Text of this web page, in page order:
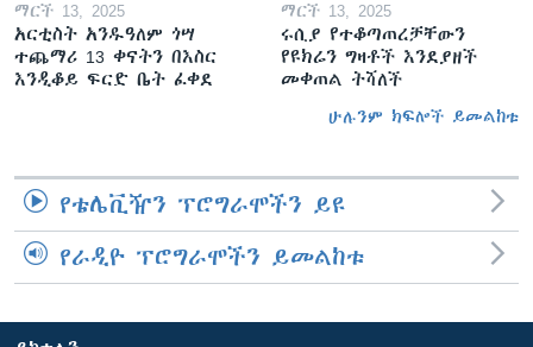
ማርች 13, 2025
አርቲስት አንዱዓለም ጎሣ
ተጨማሪ 13 ቀናትን በእስር
እንዲቆይ ፍርድ ቤት ፈቀደ
ማርች 13, 2025
ሩሲያ የተቆጣጠረቻቸውን
የዩክሬን ግዛቶች እንደያዘች
መቀጠል ትሻለች
ሁሉንም ክፍሎች ይመልከቱ
የቴሌቪዥን ፕሮግራሞችን ይዩ
የራዲዮ ፕሮግራሞችን ይመልከቱ